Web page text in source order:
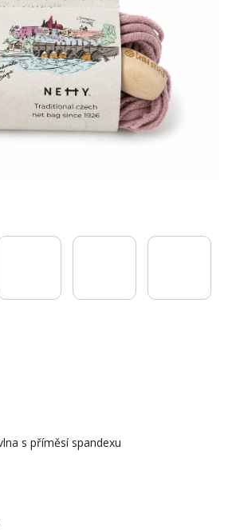
s příměsí spandexu